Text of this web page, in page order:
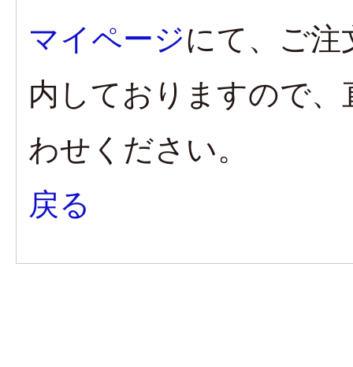
マイページにて、ご
内しておりますので
わせください。
戻る